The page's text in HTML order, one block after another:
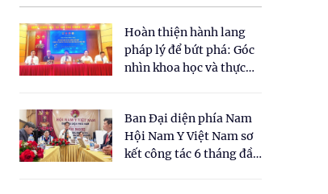
Hoàn thiện hành lang
pháp lý để bứt phá: Góc
nhìn khoa học và thực
cho Luật Y dược cổ
truyền Việt Nam"
Ban Đại diện phía Nam
Hội Nam Y Việt Nam sơ
kết công tác 6 tháng đầu